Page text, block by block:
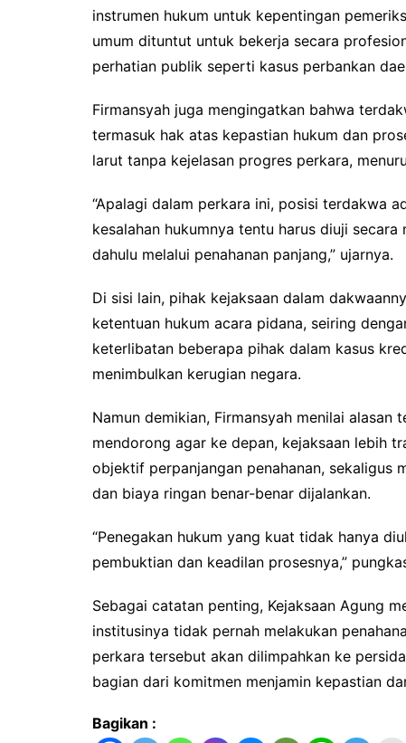
instrumen hukum untuk kepentingan
umum dituntut untuk bekerja secara
perhatian publik seperti kasus perbankan
Firmansyah juga mengingatkan bahwa
termasuk hak atas kepastian hukum dan
larut tanpa kejelasan progres perkara,
“Apalagi dalam perkara ini, posisi terdakwa
kesalahan hukumnya tentu harus diuji
dahulu melalui penahanan panjang,” ujarnya.
Di sisi lain, pihak kejaksaan dalam
ketentuan hukum acara pidana, seiring
keterlibatan beberapa pihak dalam kasus
menimbulkan kerugian negara.
Namun demikian, Firmansyah menilai
mendorong agar ke depan, kejaksaan lebih
objektif perpanjangan penahanan, sekaligus
dan biaya ringan benar-benar dijalankan.
“Penegakan hukum yang kuat tidak hanya
pembuktian dan keadilan prosesnya,”
Sebagai catatan penting, Kejaksaan Agung
institusinya tidak pernah melakukan
perkara tersebut akan dilimpahkan ke
bagian dari komitmen menjamin kepastian
Bagikan :